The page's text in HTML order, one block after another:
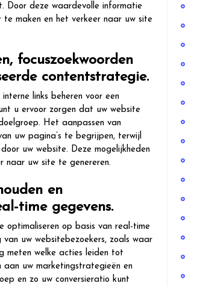
Door deze waardevolle informatie
maken en het verkeer naar uw site
focuszoekwoorden
contentstrategie.
links beheren voor een
u ervoor zorgen dat uw website
Het aanpassen van
uw pagina’s te begrijpen, terwijl
uw website. Deze mogelijkheden
naar uw site te genereren.
en
time gegevens.
optimaliseren op basis van real-time
uw websitebezoekers, zoals waar
meten welke acties leiden tot
aan uw marketingstrategieën en
en zo uw conversieratio kunt